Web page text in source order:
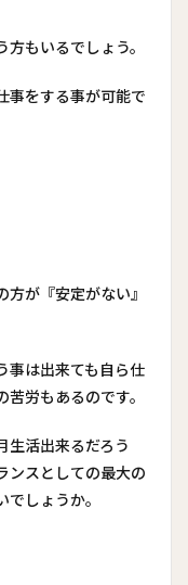
もいるでしょう。
事をする事が可能で
が『安定がない』
事は出来ても自ら仕
労もあるのです。
生活出来るだろう
ンスとしての最大の
しょうか。